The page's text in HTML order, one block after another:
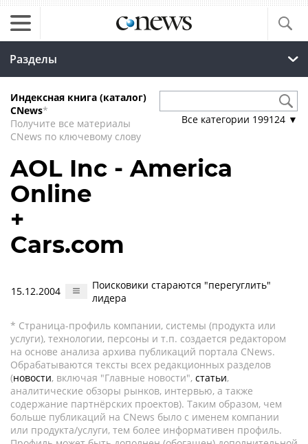
Разделы
Индексная книга (каталог)
CNews*
Получите все материалы
CNews по ключевому слову
Все категории 199124 ▼
AOL Inc - America
Online
+
Cars.com
15.12.2004
Поисковики стараются "перегуглить"
лидера
* Страница-профиль компании, системы (продукта или
услуги), технологии, персоны и т.п. создается редактором
на основе анализа архива публикаций портала CNews.
Обрабатываются тексты всех редакционных разделов
(новости, включая "Главные новости", статьи,
аналитические обзоры рынков, интервью, а также
содержание партнёрских проектов). Таким образом, чем
больше публикаций на CNews было с именем компании
или продукта/услуги, тем более информативен профиль.